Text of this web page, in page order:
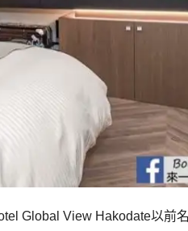
Global View Hakodate以前